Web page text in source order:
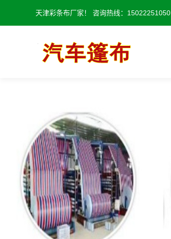
天津彩条布厂家！ 咨询热线：15022251050